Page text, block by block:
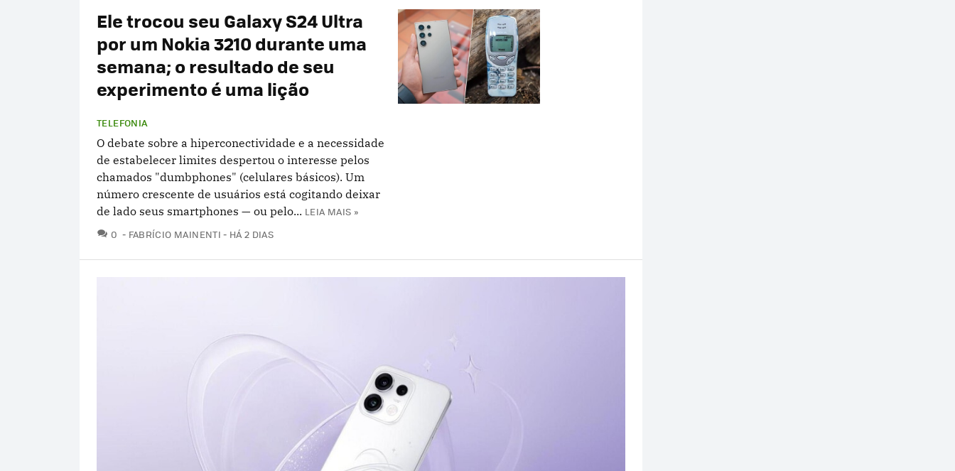
Ele trocou seu Galaxy S24 Ultra
por um Nokia 3210 durante uma
semana; o resultado de seu
experimento é uma lição
TELEFONIA
O debate sobre a hiperconectividade e a necessidade
de estabelecer limites despertou o interesse pelos
chamados "dumbphones" (celulares básicos). Um
número crescente de usuários está cogitando deixar
de lado seus smartphones — ou pelo... LEIA MAIS »
0 COMENTÁRIOS
FABRÍCIO MAINENTI HÁ 2 DIAS